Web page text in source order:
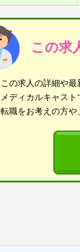
この求
この求人の詳細や
メディカルキャス
転職をお考えの方や